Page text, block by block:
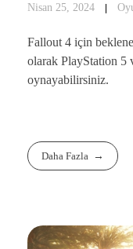
Nisan 25, 2024
Fallout 4 için
olarak PlayStation 5
oynayabilirsiniz.
Daha Fazla